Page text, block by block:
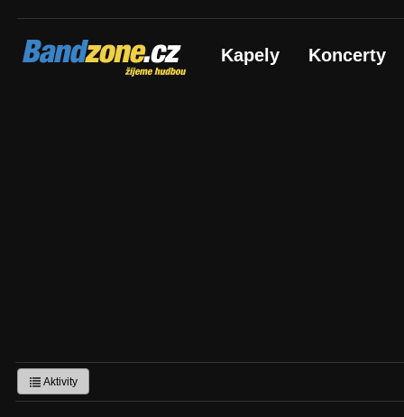
Bandzone.cz
žijeme hudbou Kapely Koncerty
Aktivity